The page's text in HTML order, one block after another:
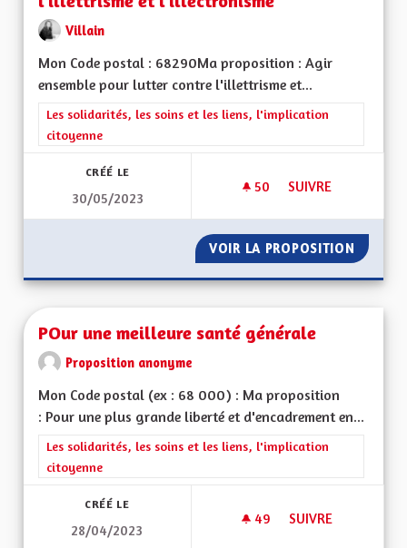
Villain
Mon Code postal : 68290Ma proposition : Agir
ensemble pour lutter contre l'illettrisme et...
Filtrer les résultats de la catégorie : Les solidarités, les soins
Les solidarités, les soins et les liens, l'implication
citoyenne
CRÉÉ LE
30/05/2023
50 50 ABONNÉS
SUIVRE
VOIR LA PROPOSITION AGIR
POur une meilleure santé générale
Proposition anonyme
Mon Code postal (ex : 68 000) : Ma proposition
: Pour une plus grande liberté et d'encadrement en...
Filtrer les résultats de la catégorie : Les solidarités, les soins
Les solidarités, les soins et les liens, l'implication
citoyenne
CRÉÉ LE
28/04/2023
49 49 ABONNÉS
SUIVRE